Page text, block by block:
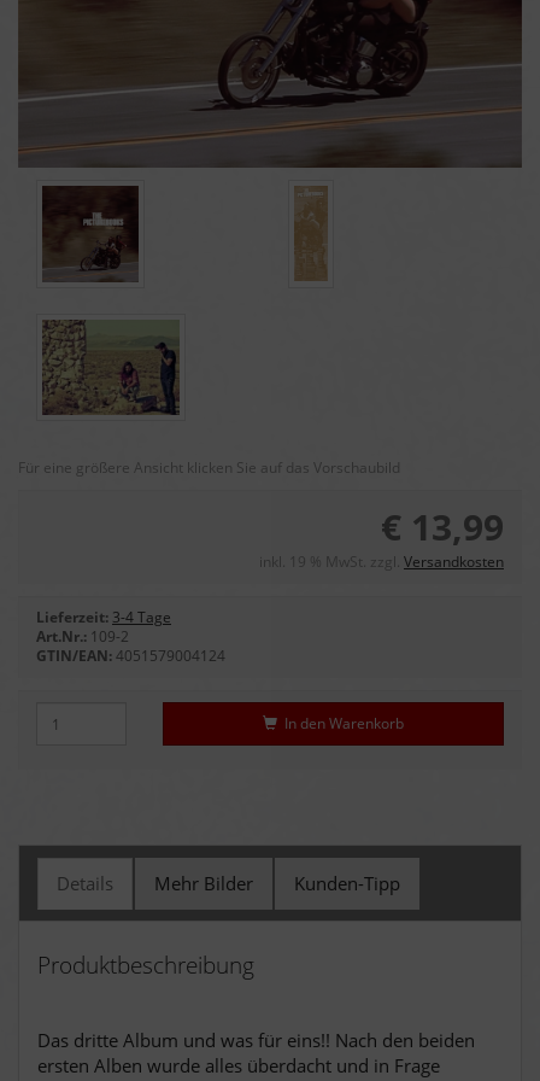
Für eine größere Ansicht klicken Sie auf das Vorschaubild
€ 13,99
inkl. 19 % MwSt. zzgl. Versandkosten
Lieferzeit: 3-4 Tage
Art.Nr.: 109-2
GTIN/EAN:4051579004124
In den Warenkorb
Details Mehr Bilder Kunden-Tipp
Produktbeschreibung
Das dritte Album und was für eins!! Nach den beiden
ersten Alben wurde alles überdacht und in Frage